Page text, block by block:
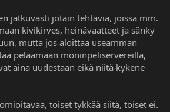
jatkuvasti jotain tehtäviä, joissa mm.
kivikirves, heinävaatteet ja sänky
mutta jos aloittaa useamman
pelaamaan moninpeliservereillä,
aina uudestaan eikä niitä kykene
toiset tykkää siitä, toiset ei.